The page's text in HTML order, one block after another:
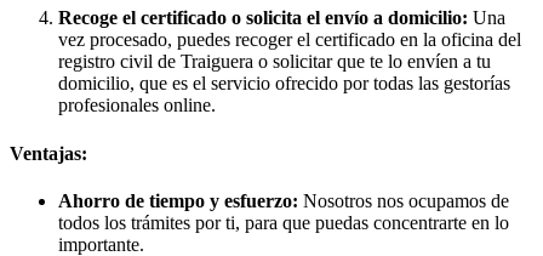
Recoge el certificado o solicita el envío a domicilio: Una
vez procesado, puedes recoger el certificado en la oficina del
registro civil de Traiguera o solicitar que te lo envíen a tu
domicilio, que es el servicio ofrecido por todas las gestorías
profesionales online.
Ventajas:
Ahorro de tiempo y esfuerzo: Nosotros nos ocupamos de
todos los trámites por ti, para que puedas concentrarte en lo
importante.